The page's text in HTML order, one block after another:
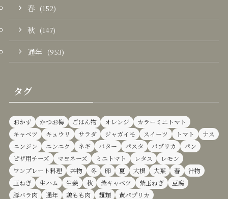
春 (152)
秋 (147)
通年 (953)
タグ
おかず かつお梅 ごはん物 オレンジ
カラーミニトマト
キャベツ
キュウリ サラダ ジャガイモ スイーツ トマト
ナス
ニンジン
ニンニク ネギ バター パスタ パプリカ
パン
ピザ用チーズ
マヨネーズ ミニトマト レタス
レモン
ワンプレート料理
丼物 冬 卵 夏 大根 大葉 春
汁物
玉ねぎ
生ハム 生姜 秋 紫キャベツ 紫玉ねぎ
豆腐
豚バラ肉
通年 鶏もも肉 麺類 黄パプリカ